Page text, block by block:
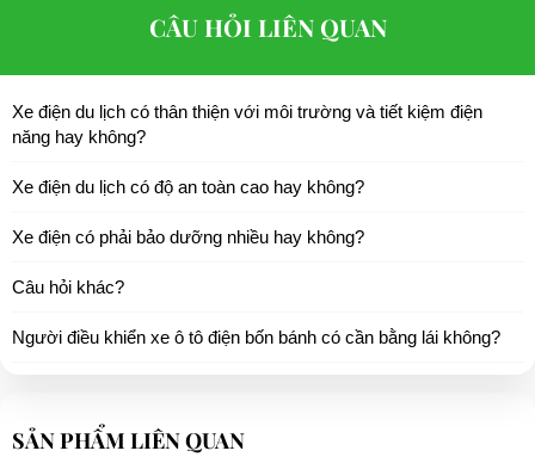
CÂU HỎI LIÊN QUAN
Xe điện du lịch có thân thiện với môi trường và tiết kiệm điện
năng hay không?
Xe điện du lịch có độ an toàn cao hay không?
Xe điện có phải bảo dưỡng nhiều hay không?
Câu hỏi khác?
Người điều khiển xe ô tô điện bốn bánh có cần bằng lái không?
SẢN PHẨM LIÊN QUAN